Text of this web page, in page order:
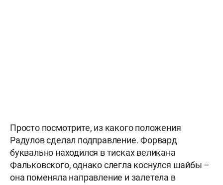
Просто посмотрите, из какого положения
Радулов сделал подправление. Форвард
буквально находился в тисках великана
Фальковского, однако слегла коснулся шайбы –
она поменяла направление и залетела в